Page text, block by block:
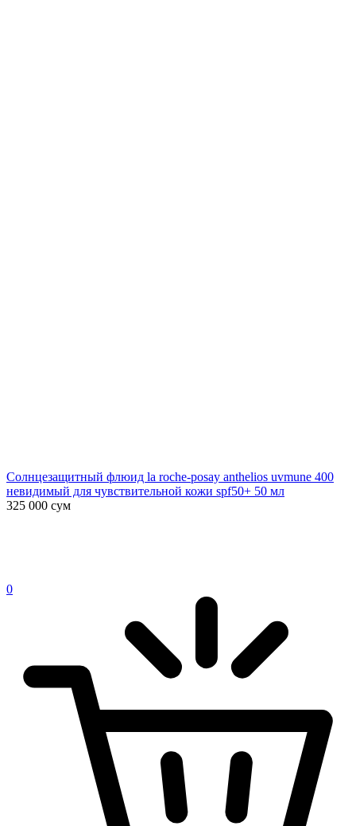
Солнцезащитный флюид la roche-posay anthelios uvmune 400
невидимый для чувствительной кожи spf50+ 50 мл
325 000 сум
0